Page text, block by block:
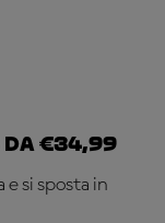
€34,99
e si sposta in